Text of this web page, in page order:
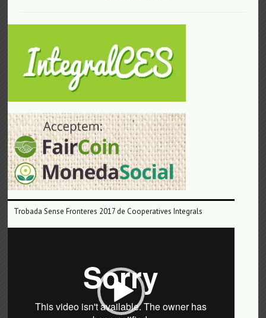
Trobada Sense Fronteres 2017 de Cooperatives Integrals